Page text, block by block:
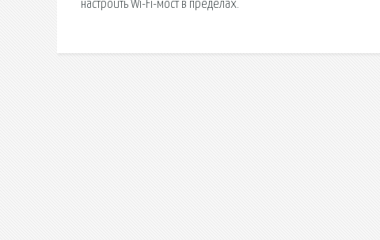
настроить Wi-Fi-мост в пределах.